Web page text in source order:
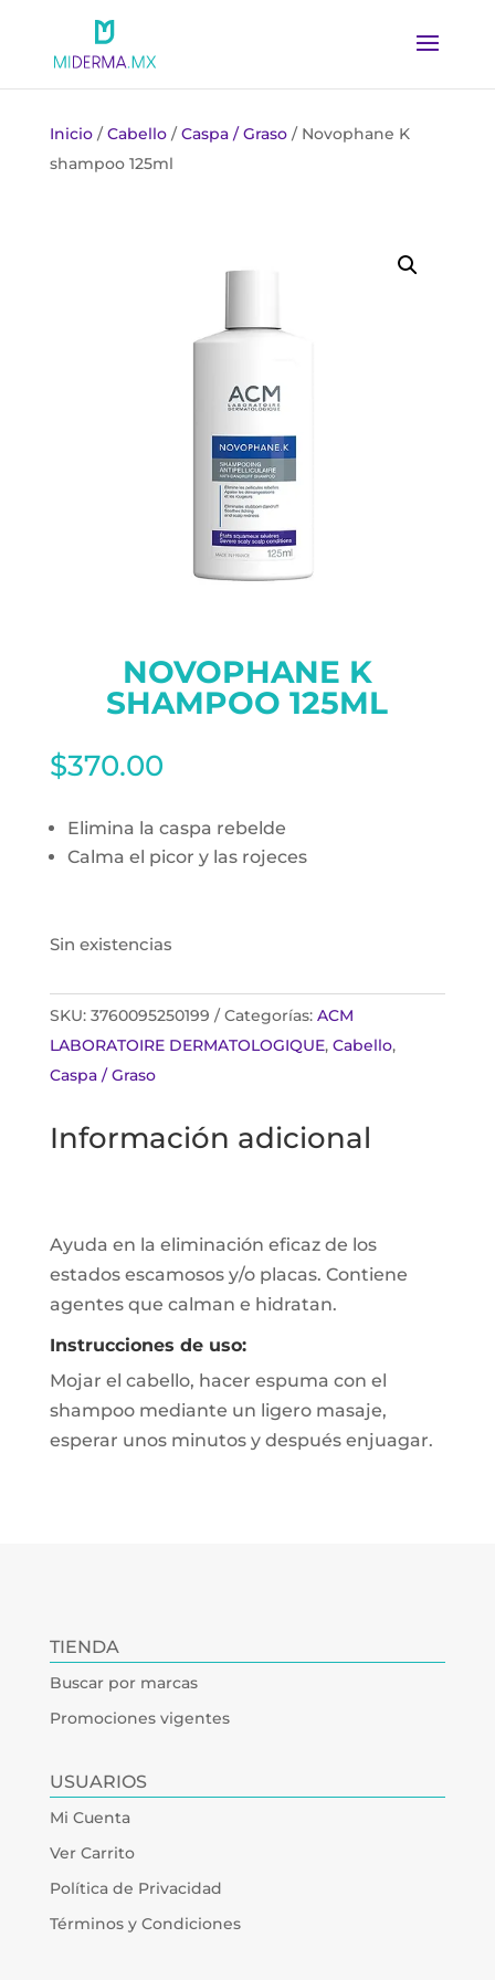
Inicio/Cabello/Caspa / Graso/ Novophane K
shampoo 125ml
NOVOPHANE K
SHAMPOO 125ML
$370.00
Elimina la caspa rebelde
Calma el picor y las rojeces
Sin existencias
SKU: 3760095250199 Categorías: ACM
LABORATOIRE DERMATOLOGIQUE, Cabello,
Caspa / Graso
Información adicional
Ayuda en la eliminación eficaz de los
estados escamosos y/o placas. Contiene
agentes que calman e hidratan.
Instrucciones de uso:
Mojar el cabello, hacer espuma con el
shampoo mediante un ligero masaje,
esperar unos minutos y después enjuagar.
TIENDA
Buscar por marcas
Promociones vigentes
USUARIOS
Mi Cuenta
Ver Carrito
Política de Privacidad
Términos y Condiciones